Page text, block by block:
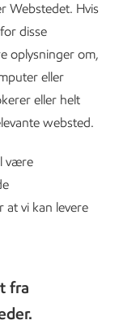
Webstedet. Hvis
disse
oplysninger om,
eller
eller helt
websted.
være
at vi kan levere
fra